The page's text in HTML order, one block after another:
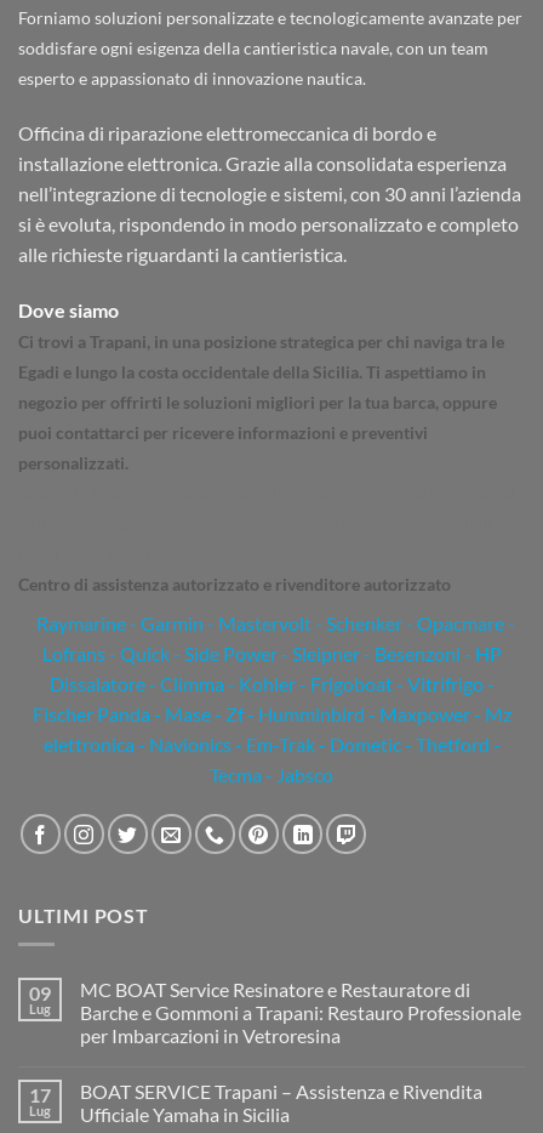
Forniamo soluzioni personalizzate e tecnologicamente avanzate per
soddisfare ogni esigenza della cantieristica navale, con un team
esperto e appassionato di innovazione nautica.
Officina di riparazione elettromeccanica di bordo e
installazione elettronica. Grazie alla consolidata esperienza
nell’integrazione di tecnologie e sistemi, con 30 anni l’azienda
si è evoluta, rispondendo in modo personalizzato e completo
alle richieste riguardanti la cantieristica.
Dove siamo
Ci trovi a Trapani, in una posizione strategica per chi naviga tra le
Egadi e lungo la costa occidentale della Sicilia. Ti aspettiamo in
negozio per offrirti le soluzioni migliori per la tua barca, oppure
puoi contattarci per ricevere informazioni e preventivi
personalizzati.
Centro di assistenza autorizzato e rivenditore autorizzato
Raymarine- Garmin - Mastervolt - Schenker - Opacmare -
Lofrans - Quick - Side Power - Sleipner - Besenzoni - HP
Dissalatore - Climma - Kohler - Frigoboat - Vitrifrigo -
Fischer Panda - Mase - Zf - Humminbird - Maxpower - Mz
elettronica - Navionics - Em-Trak - Dometic - Thetford -
Tecma - Jabsco
ULTIMI POST
09
Lug
MC BOAT Service Resinatore e Restauratore di
Barche e Gommoni a Trapani: Restauro Professionale
per Imbarcazioni in Vetroresina
su
MC
BOAT
17
Lug
BOAT SERVICE Trapani – Assistenza e Rivendita
Ufficiale Yamaha in Sicilia